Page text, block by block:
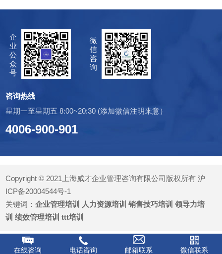
企
业
公
众
号
微
信
咨
询
咨询热线
星期一至星期五 8:00~20:30 (添加微信注明来意）
4006-900-901
Copyright © 2021上海威才企业管理咨询有限公司版权所有沪
ICP备20004544号-1
关键词：企业管理培训 人力资源培训 销售技巧培训 领导力培
训 绩效管理培训 ttt培训
在线咨询 电话咨询 邮箱联系 微信联系